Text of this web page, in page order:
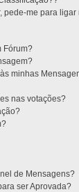
pede-me para ligar
Fórum?
minhas
nas votações?
de Mensagens?
ser Aprovada?